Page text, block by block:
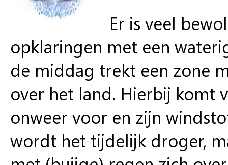
Er is veel
opklaringen met een
de middag trekt een zone
over het land. Hierbij komt
onweer voor en zijn
wordt het tijdelijk droger,